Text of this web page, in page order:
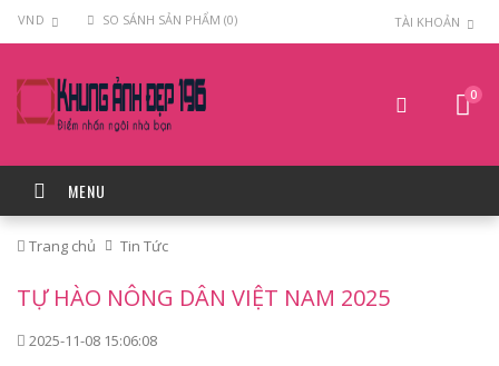
VND SO SÁNH SẢN PHẨM (0) TÀI KHOẢN
0
MENU
Trang chủ Tin Tức
TỰ HÀO NÔNG DÂN VIỆT NAM 2025
2025-11-08 15:06:08